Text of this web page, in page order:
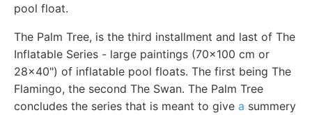
pool float.
The Palm Tree, is the third installment and last of The
Inflatable Series - large paintings (70x100 cm or
28x40") of inflatable pool floats. The first being The
Flamingo, the second The Swan. The Palm Tree
concludes the series that is meant to give a summery